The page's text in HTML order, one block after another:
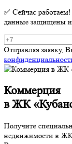
✅ Сейчас
данные защищены и
Отправляя заявку,
Коммерция
в ЖК
Получите
недвижимости в